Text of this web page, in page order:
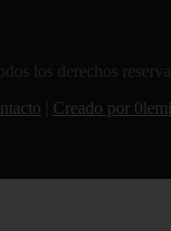
los derechos
Creado por